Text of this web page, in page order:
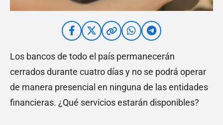
Los bancos de todo el país permanecerán
cerrados durante cuatro días y no se podrá operar
de manera presencial en ninguna de las entidades
financieras. ¿Qué servicios estarán disponibles?